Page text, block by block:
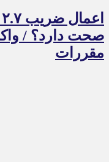
صحت دارد؟ /
مقررات